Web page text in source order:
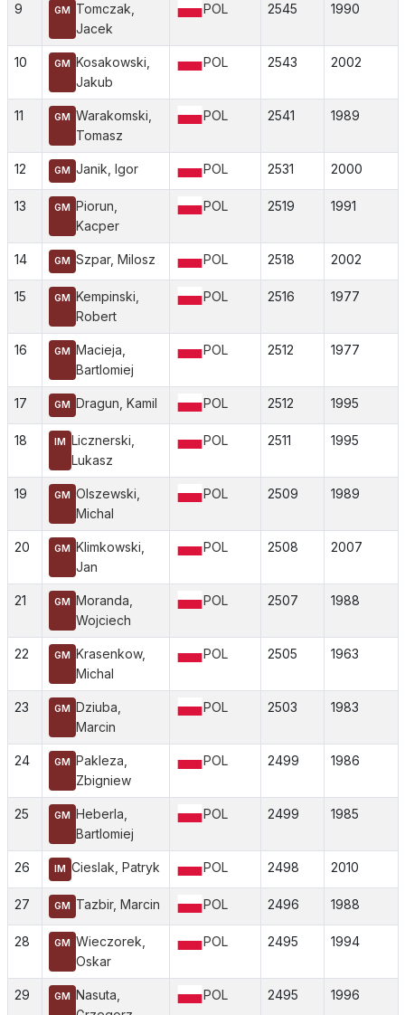
9 GM
Tomczak,
Jacek
POL 2545 1990
10 GM Kosakowski,
Jakub
POL 2543 2002
11 GM Warakomski,
Tomasz
POL 2541 1989
12 GM Janik, Igor POL 2531 2000
13 GM Piorun,
Kacper
POL 2519 1991
14 GM Szpar, Milosz POL 2518 2002
15 GM Kempinski,
Robert
POL 2516 1977
16 GM Macieja,
Bartlomiej
POL 2512 1977
17 GM Dragun, Kamil POL 2512 1995
18 IM Licznerski,
Lukasz
POL 2511 1995
19 GM Olszewski,
Michal
POL 2509 1989
20 GM Klimkowski,
Jan
POL 2508 2007
21 GM Moranda,
Wojciech
POL 2507 1988
22 GM Krasenkow,
Michal
POL 2505 1963
23 GM Dziuba,
Marcin
POL 2503 1983
24 GM Pakleza,
Zbigniew
POL 2499 1986
25 GM Heberla,
Bartlomiej
POL 2499 1985
26 IM Cieslak, Patryk POL 2498 2010
27 GM Tazbir, Marcin POL 2496 1988
28 GM Wieczorek,
Oskar
POL 2495 1994
29 GM Nasuta,
POL 2495 1996